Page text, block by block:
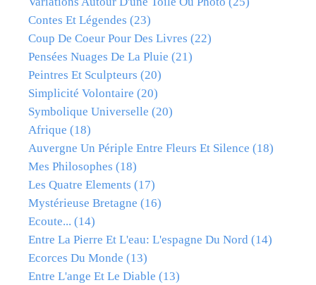
Contes Et Légendes (23)
Coup De Coeur Pour Des Livres (22)
Pensées Nuages De La Pluie (21)
Peintres Et Sculpteurs (20)
Simplicité Volontaire (20)
Symbolique Universelle (20)
Afrique (18)
Auvergne Un Périple Entre Fleurs Et Silence (18)
Mes Philosophes (18)
Les Quatre Elements (17)
Mystérieuse Bretagne (16)
Ecoute... (14)
Entre La Pierre Et L'eau: L'espagne Du Nord (14)
Ecorces Du Monde (13)
Entre L'ange Et Le Diable (13)